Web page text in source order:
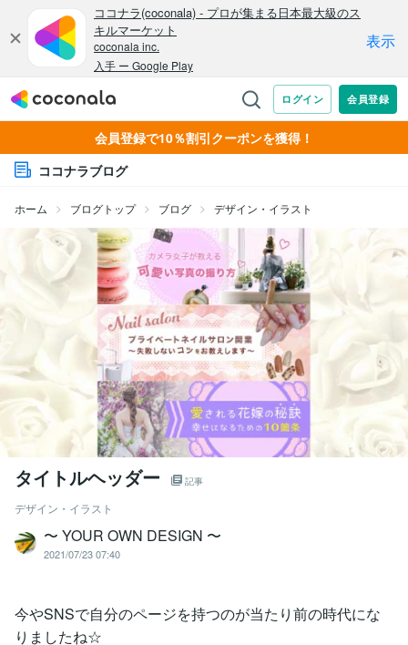
会員登録で10％割引クーポンを獲得！
ココナラブログ
ホーム ブログトップ ブログ デザイン・イラスト
タイトルヘッダー 記事
デザイン・イラスト
〜 YOUR OWN DESIGN 〜
2021/07/23 07:40
今やSNSで自分のページを持つのが当たり前の時代にな
りましたね☆